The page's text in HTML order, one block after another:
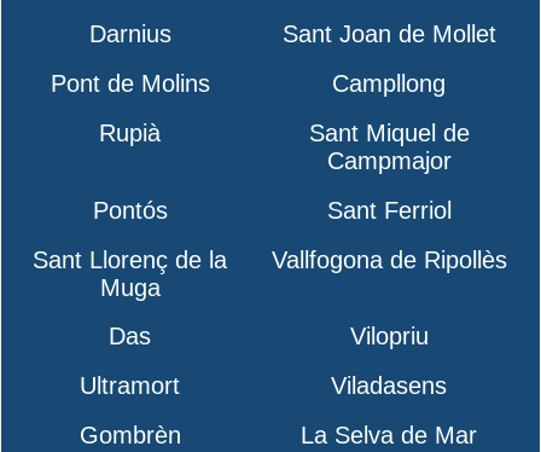
Darnius
Sant Joan de Mollet
Pont de Molins
Campllong
Rupià
Sant Miquel de
Campmajor
Pontós
Sant Ferriol
Sant Llorenç de la
Muga
Vallfogona de Ripollès
Das
Vilopriu
Ultramort
Viladasens
Gombrèn
La Selva de Mar